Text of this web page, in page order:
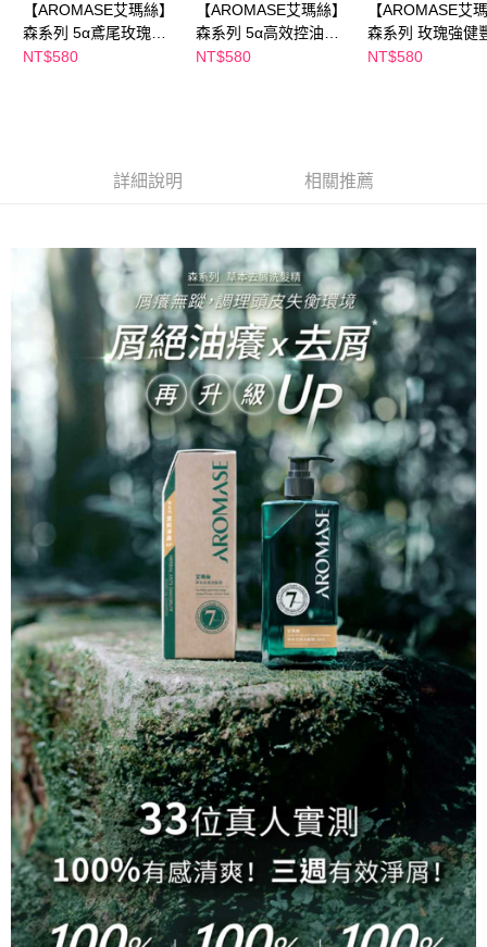
【AROMASE艾瑪絲】
森系列 5α鳶尾玫瑰高
效控油洗髮精 400mL
NT$580
【AROMASE艾瑪絲】
森系列 5α高效控油洗
髮精 400mL
NT$580
【AROMASE艾
森系列 玫瑰強健
洗髮精 400mL
NT$580
詳細說明 相關推薦